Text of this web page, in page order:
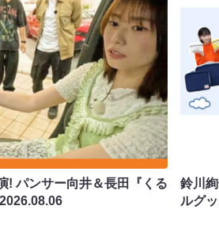
! パンサー向井＆長田『くる
2026.08.06
鈴川
ルグ